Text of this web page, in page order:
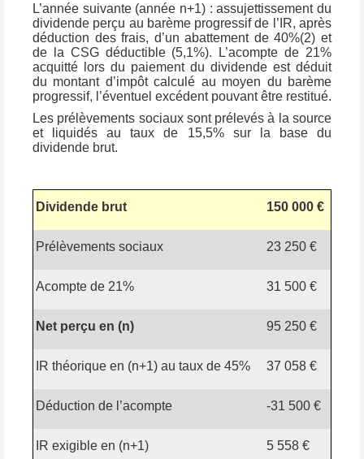
L’année suivante (année n+1) : assujettissement du
dividende perçu au barème progressif de l’IR, après
déduction des frais, d’un abattement de 40%(2) et
de la CSG déductible (5,1%). L’acompte de 21%
acquitté lors du paiement du dividende est déduit
du montant d’impôt calculé au moyen du barème
progressif, l’éventuel excédent pouvant être restitué.
Les prélèvements sociaux sont prélevés à la source
et liquidés au taux de 15,5% sur la base du
dividende brut.
Dividende brut 150 000 €
Prélèvements sociaux 23 250 €
Acompte de 21% 31 500 €
Net perçu en (n) 95 250 €
IR théorique en (n+1) au taux de 45% 37 058 €
Déduction de l’acompte -31 500 €
IR exigible en (n+1) 5 558 €